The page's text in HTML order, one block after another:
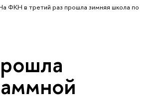
ФКН в третий раз прошла зимняя школа по